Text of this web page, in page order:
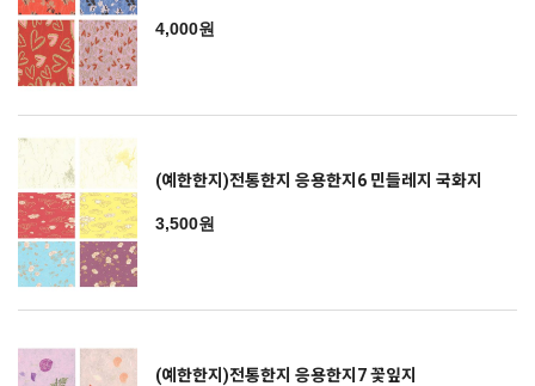
4,000원
(예한한지)전통한지 응용한지6 민들레지 국화지
3,500원
(예한한지)전통한지 응용한지7 꽃잎지